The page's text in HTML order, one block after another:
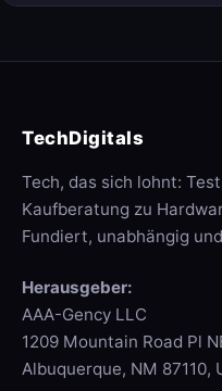
TechDigitals
Tech, das sich lohnt:
Kaufberatung zu
Fundiert, unabhängig
Herausgeber:
AAA-Gency LLC
1209 Mountain Road Pl
Albuquerque, NM 87110,